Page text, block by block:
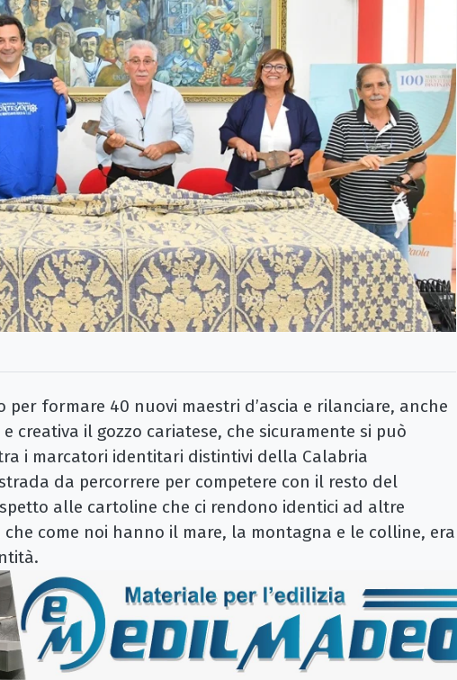
per formare 40 nuovi maestri d’ascia e rilanciare, anche
creativa il gozzo cariatese, che sicuramente si può
i marcatori identitari distintivi della Calabria
da percorrere per competere con il resto del
alle cartoline che ci rendono identici ad altre
come noi hanno il mare, la montagna e le colline, era